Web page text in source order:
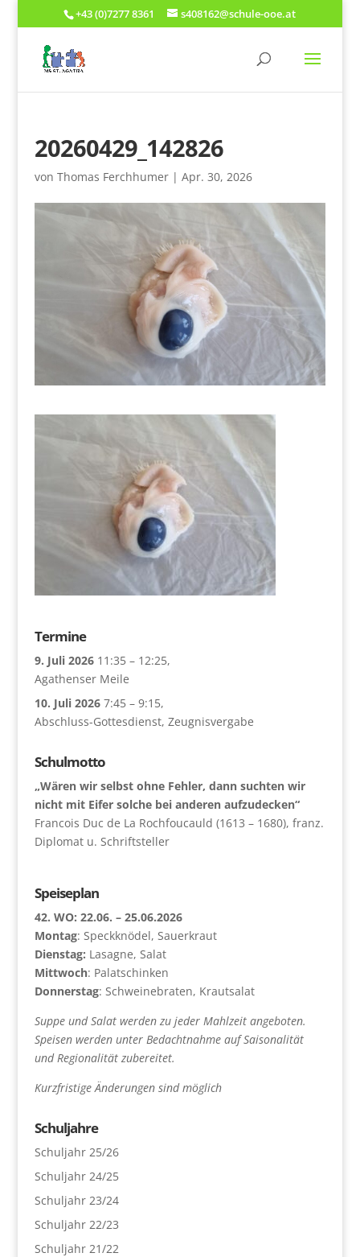
+43 (0)7277 8361 s408162@schule-ooe.at
20260429_142826
von Thomas Ferchhumer| Apr. 30, 2026
Termine
9. Juli 2026 11:35 – 12:25,
Agathenser Meile
10. Juli 2026 7:45 – 9:15,
Abschluss-Gottesdienst, Zeugnisvergabe
Schulmotto
„Wären wir selbst ohne Fehler, dann suchten wir
nicht mit Eifer solche bei anderen aufzudecken“
Francois Duc de La Rochfoucauld (1613 – 1680), franz.
Diplomat u. Schriftsteller
Speiseplan
42. WO: 22.06. – 25.06.2026
Montag: Speckknödel, Sauerkraut
Dienstag: Lasagne, Salat
Mittwoch: Palatschinken
Donnerstag: Schweinebraten, Krautsalat
Suppe und Salat werden zu jeder Mahlzeit angeboten.
Speisen werden unter Bedachtnahme auf Saisonalität
und Regionalität zubereitet.
Kurzfristige Änderungen sind möglich
Schuljahre
Schuljahr 25/26
Schuljahr 24/25
Schuljahr 23/24
Schuljahr 22/23
Schuljahr 21/22